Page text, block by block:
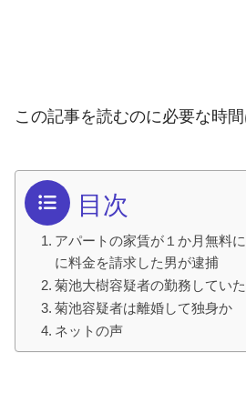
この記事を読むのに必要な時間
目次
アパートの家賃が１か月無料
に料金を請求した男が逮捕
菊池大樹容疑者の勤務してい
菊池容疑者は離婚して独身か
ネットの声